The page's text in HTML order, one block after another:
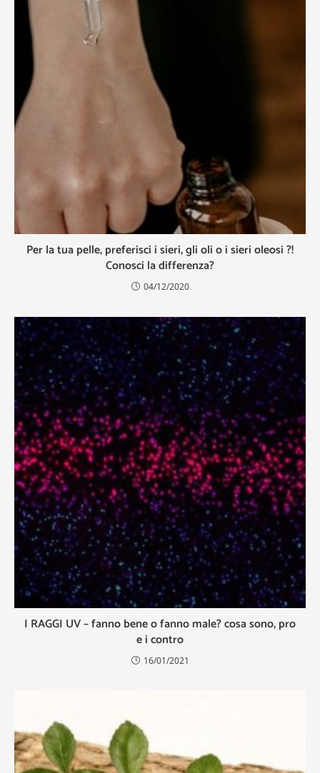
Per la tua pelle, preferisci i sieri, gli oli o i sieri oleosi ?!
Conosci la differenza?
04/12/2020
I RAGGI UV – fanno bene o fanno male? cosa sono, pro
e i contro
16/01/2021